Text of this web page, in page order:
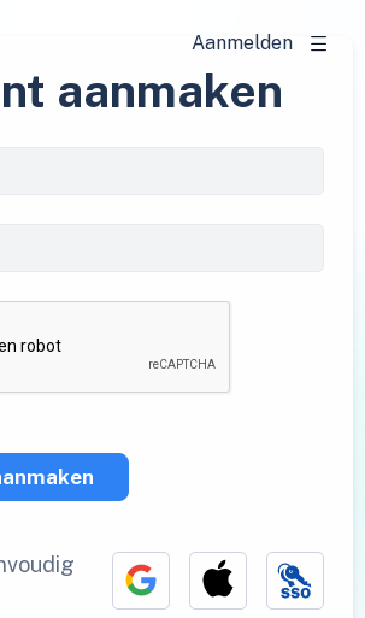
Aanmelden
aanmaken